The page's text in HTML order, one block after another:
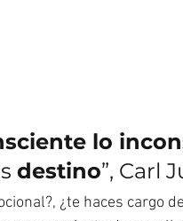
lo
destino”, Carl
¿te haces cargo